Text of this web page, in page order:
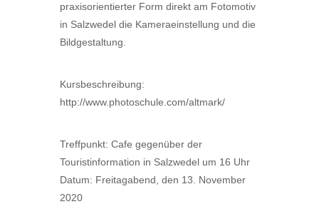
praxisorientierter Form direkt am Fotomotiv
in Salzwedel die Kameraeinstellung und die
Bildgestaltung.
Kursbeschreibung:
http://www.photoschule.com/altmark/
Treffpunkt: Cafe gegenüber der
Touristinformation in Salzwedel um 16 Uhr
Datum: Freitagabend, den 13. November
2020